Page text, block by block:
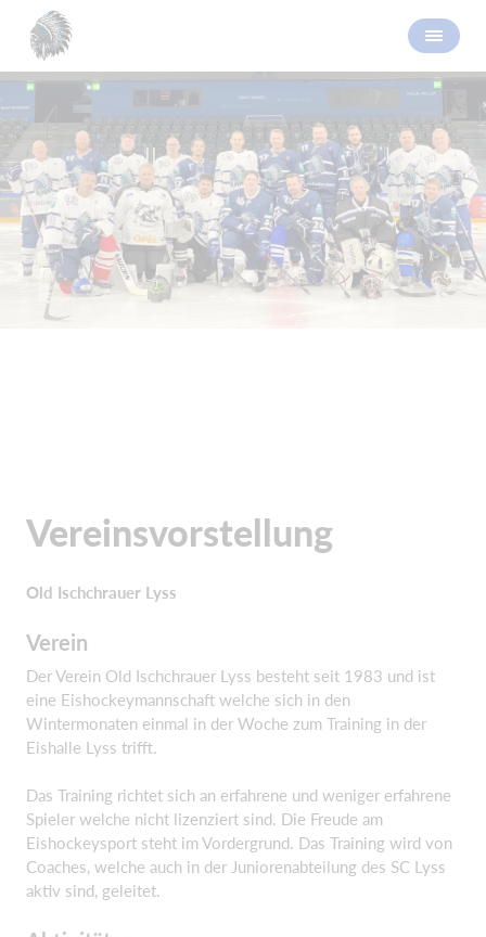
Vereinsvorstellung
Old Ischchrauer Lyss
Verein
Der Verein Old Ischchrauer Lyss besteht seit 1983 und ist
eine Eishockeymannschaft welche sich in den
Wintermonaten einmal in der Woche zum Training in der
Eishalle Lyss trifft.
Das Training richtet sich an erfahrene und weniger erfahrene
Spieler welche nicht lizenziert sind. Die Freude am
Eishockeysport steht im Vordergrund. Das Training wird von
Coaches, welche auch in der Juniorenabteilung des SC Lyss
aktiv sind, geleitet.